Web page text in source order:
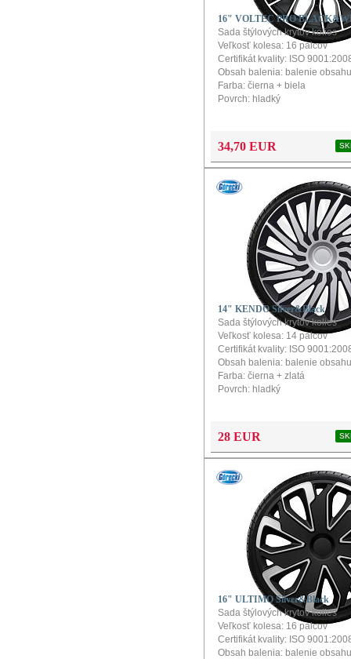
16" VOLTEC PRO
Sada štýlových krytov kolies
Veľkosť kolesa: 16 palcov
Certifikát kvality: ISO
Obsah balenia: balenie
Farba: čierna + biela
Povrch: hladký
34,70 EUR
14" KENDO Silver&Black
Sada štýlových krytov kolies
Veľkosť kolesa: 14 palcov
Certifikát kvality: ISO
Obsah balenia: balenie
Farba: čierna + zlatá
Povrch: hladký
28 EUR
16" ULTIMO Silver&Black
Sada štýlových krytov kolies
Veľkosť kolesa: 16 palcov
Certifikát kvality: ISO
Obsah balenia: balenie